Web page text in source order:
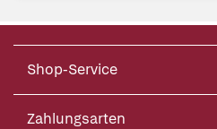
Shop-Service
Zahlungsarten